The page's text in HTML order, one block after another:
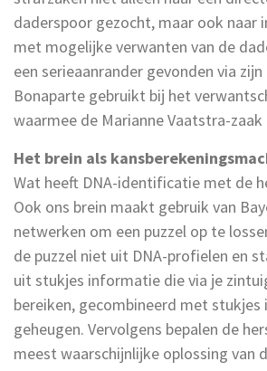
daderspoor gezocht, maar ook naar
met mogelijke verwanten van de
een serieaanrander gevonden via zijn
Bonaparte gebruikt bij het
waarmee de Marianne Vaatstra-
Het brein als
Wat heeft DNA-identificatie met de
Ook ons brein maakt gebruik van
netwerken om een puzzel op te
de puzzel niet uit DNA-profielen en
uit stukjes informatie die via je
bereiken, gecombineerd met
geheugen. Vervolgens bepalen de
meest waarschijnlijke oplossing van